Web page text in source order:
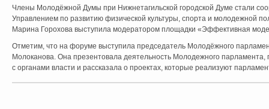
Члены Молодёжной Думы при Нижнетагильской городской Думе стали
Управлением по развитию физической культуры, спорта и молодежной
Марина Горохова выступила модератором площадки «Эффективная
Отметим, что на форуме выступила председатель Молодёжного
Молоканова. Она презентовала деятельность Молодежного
с органами власти и рассказала о проектах, которые реализуют